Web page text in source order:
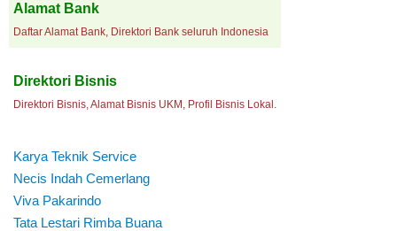
Alamat Bank
Daftar Alamat Bank, Direktori Bank seluruh Indonesia
Direktori Bisnis
Direktori Bisnis, Alamat Bisnis UKM, Profil Bisnis Lokal.
Karya Teknik Service
Necis Indah Cemerlang
Viva Pakarindo
Tata Lestari Rimba Buana